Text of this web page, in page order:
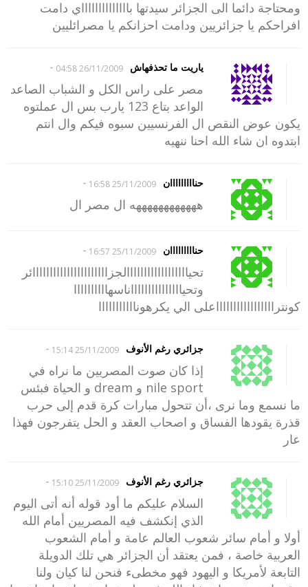
ومحتاجة دائما الى الجزائر سيدتها بااااااااااااااي دامت
افراحكم يا جزائريين ودامت احزانكم يا مصرائليين
ياريت ما تحذفهاش 26/11/2009 04:58
-
مصر على راس الكل و الشباب الصاعد
الواعد بتاع 123 يارب بس ال عملتوه
يكون عوض النقص ال الفرنسيين سبوه فيكم وال انتم
ابتدوه ان شاء الله احنا ننهيه
حنااااااااان 25/11/2009 16:58
-
ههههههههههههه ال مصر ال
حنااااااااان 25/11/2009 16:57
-
تحياااااااااااااااااالجزاااااااااااااااااااااائر
وتحياااااااااااااااناسهاااااااااا
كونتراااااااااااااااااعلى الي يكرهونااااااااااا
جزائري رغم الأنوف 25/11/2009 15:14
-
إذا كان صوت المصريين ما نراه في
nile sport و dream و الحياة فبئس
ما نسمع وما نرى ،أن تتحول مبارات كرة قدم إلى حرب
قذرة يقودها الفساق و اصحاب العقد و الحل يتفرجون فهذا
عار
جزائري رغم الأنوف 25/11/2009 15:10
-
السلام عليكم ما أود قوله أنه أتى اليوم
الذي إنكشف فيه المصريين أمام الله
أولا و أمام سائر شعوب العالم عامة و أمام الشعوب
العربية خاصة ، فمن يعتقد أن الجزائر هي تلك الدويلة
التابعة لأمريكا و اليهود فهو مخطىء فنحن لنا كيان ولنا